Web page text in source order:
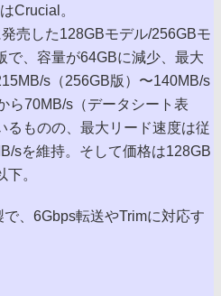
Crucial。
売した128GBモデル/256GBモ
で、容量が64GBに減少、最大
s（256GB版）〜140MB/s
ら70MB/s（データシート表
るものの、最大リード速度は従
sを維持。そして価格は128GB
。
、6Gbps転送やTrimに対応す